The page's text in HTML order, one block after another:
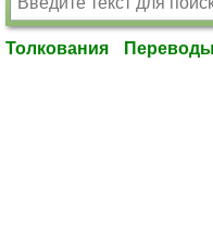
Толкования Переводы